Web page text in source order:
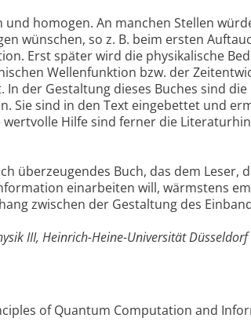
homogen. An manchen Stellen
wünschen, so z. B. beim ersten
Erst später wird die physikalische
Wellenfunktion bzw. der
der Gestaltung dieses Buches sind
Sie sind in den Text eingebettet und
Hilfe sind ferner die
überzeugendes Buch, das dem Leser,
einarbeiten will, wärmstens
zwischen der Gestaltung des
III, Heinrich-Heine-Universität Düsseldorf
of Quantum Computation and